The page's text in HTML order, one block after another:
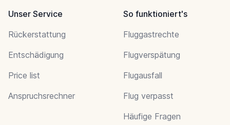
Unser Service
Rückerstattung
Entschädigung
Price list
Anspruchsrechner
So funktioniert's
Fluggastrechte
Flugverspätung
Flugausfall
Flug verpasst
Häufige Fragen